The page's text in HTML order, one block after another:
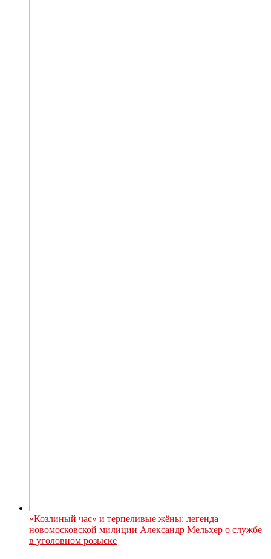
«Козлиный час» и терпеливые жёны: легенда
новомосковской милиции Александр Мельхер о службе
в уголовном розыске